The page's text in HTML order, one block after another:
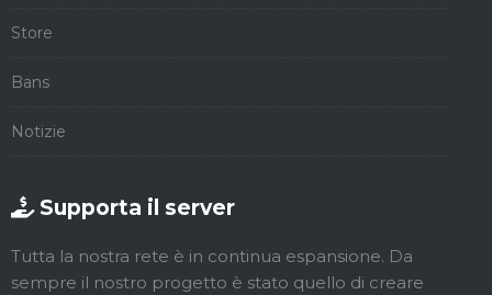
Store
Bans
Notizie
Supporta il server
Tutta la nostra rete è in continua espansione. Da
sempre il nostro progetto è stato quello di creare